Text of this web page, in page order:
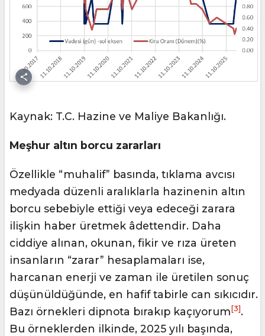
Kaynak: T.C. Hazine ve Maliye Bakanlığı.
Meşhur altın borcu zararları
Özellikle “muhalif” basında, tıklama avcısı
medyada düzenli aralıklarla hazinenin altın
borcu sebebiyle ettiği veya edeceği zarara
ilişkin haber üretmek âdettendir. Daha
ciddiye alınan, okunan, fikir ve rıza üreten
insanların “zarar” hesaplamaları ise,
harcanan enerji ve zaman ile üretilen sonuç
düşünüldüğünde, en hafif tabirle can sıkıcıdır.
Bazı örnekleri dipnota bırakıp kaçıyorum[3].
Bu örneklerden ilkinde, 2025 yılı başında,